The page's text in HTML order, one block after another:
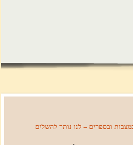
ובספרים – לנו נותר להשלים